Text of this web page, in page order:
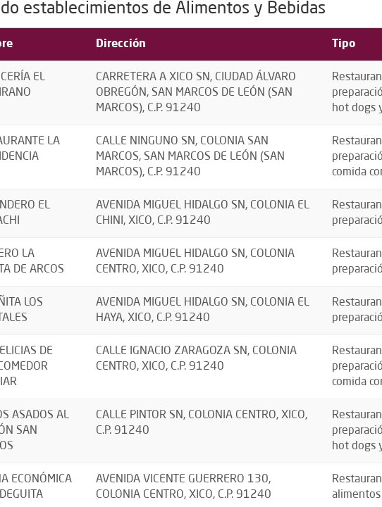
establecimientos de Alimentos y Bebidas
Dirección Tipo
EL
CARRETERA A XICO SN, CIUDAD ÁLVARO
OBREGÓN, SAN MARCOS DE LEÓN (SAN
MARCOS), C.P. 91240
hot dogs
LA
CALLE NINGUNO SN, COLONIA SAN
MARCOS, SAN MARCOS DE LEÓN (SAN
MARCOS), C.P. 91240
comida
EL
AVENIDA MIGUEL HIDALGO SN, COLONIA EL
CHINI, XICO, C.P. 91240
LA
DE ARCOS
AVENIDA MIGUEL HIDALGO SN, COLONIA
CENTRO, XICO, C.P. 91240
LOS
AVENIDA MIGUEL HIDALGO SN, COLONIA EL
HAYA, XICO, C.P. 91240
DE
CALLE IGNACIO ZARAGOZA SN, COLONIA
CENTRO, XICO, C.P. 91240
comida
ASADOS AL
SAN
CALLE PINTOR SN, COLONIA CENTRO, XICO,
C.P. 91240
hot dogs
ECONÓMICA
AVENIDA VICENTE GUERRERO 130,
COLONIA CENTRO, XICO, C.P. 91240